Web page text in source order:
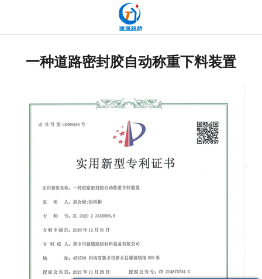
新闻中心
发货现场
工程案例
一种道路密封胶自动称重下料装置